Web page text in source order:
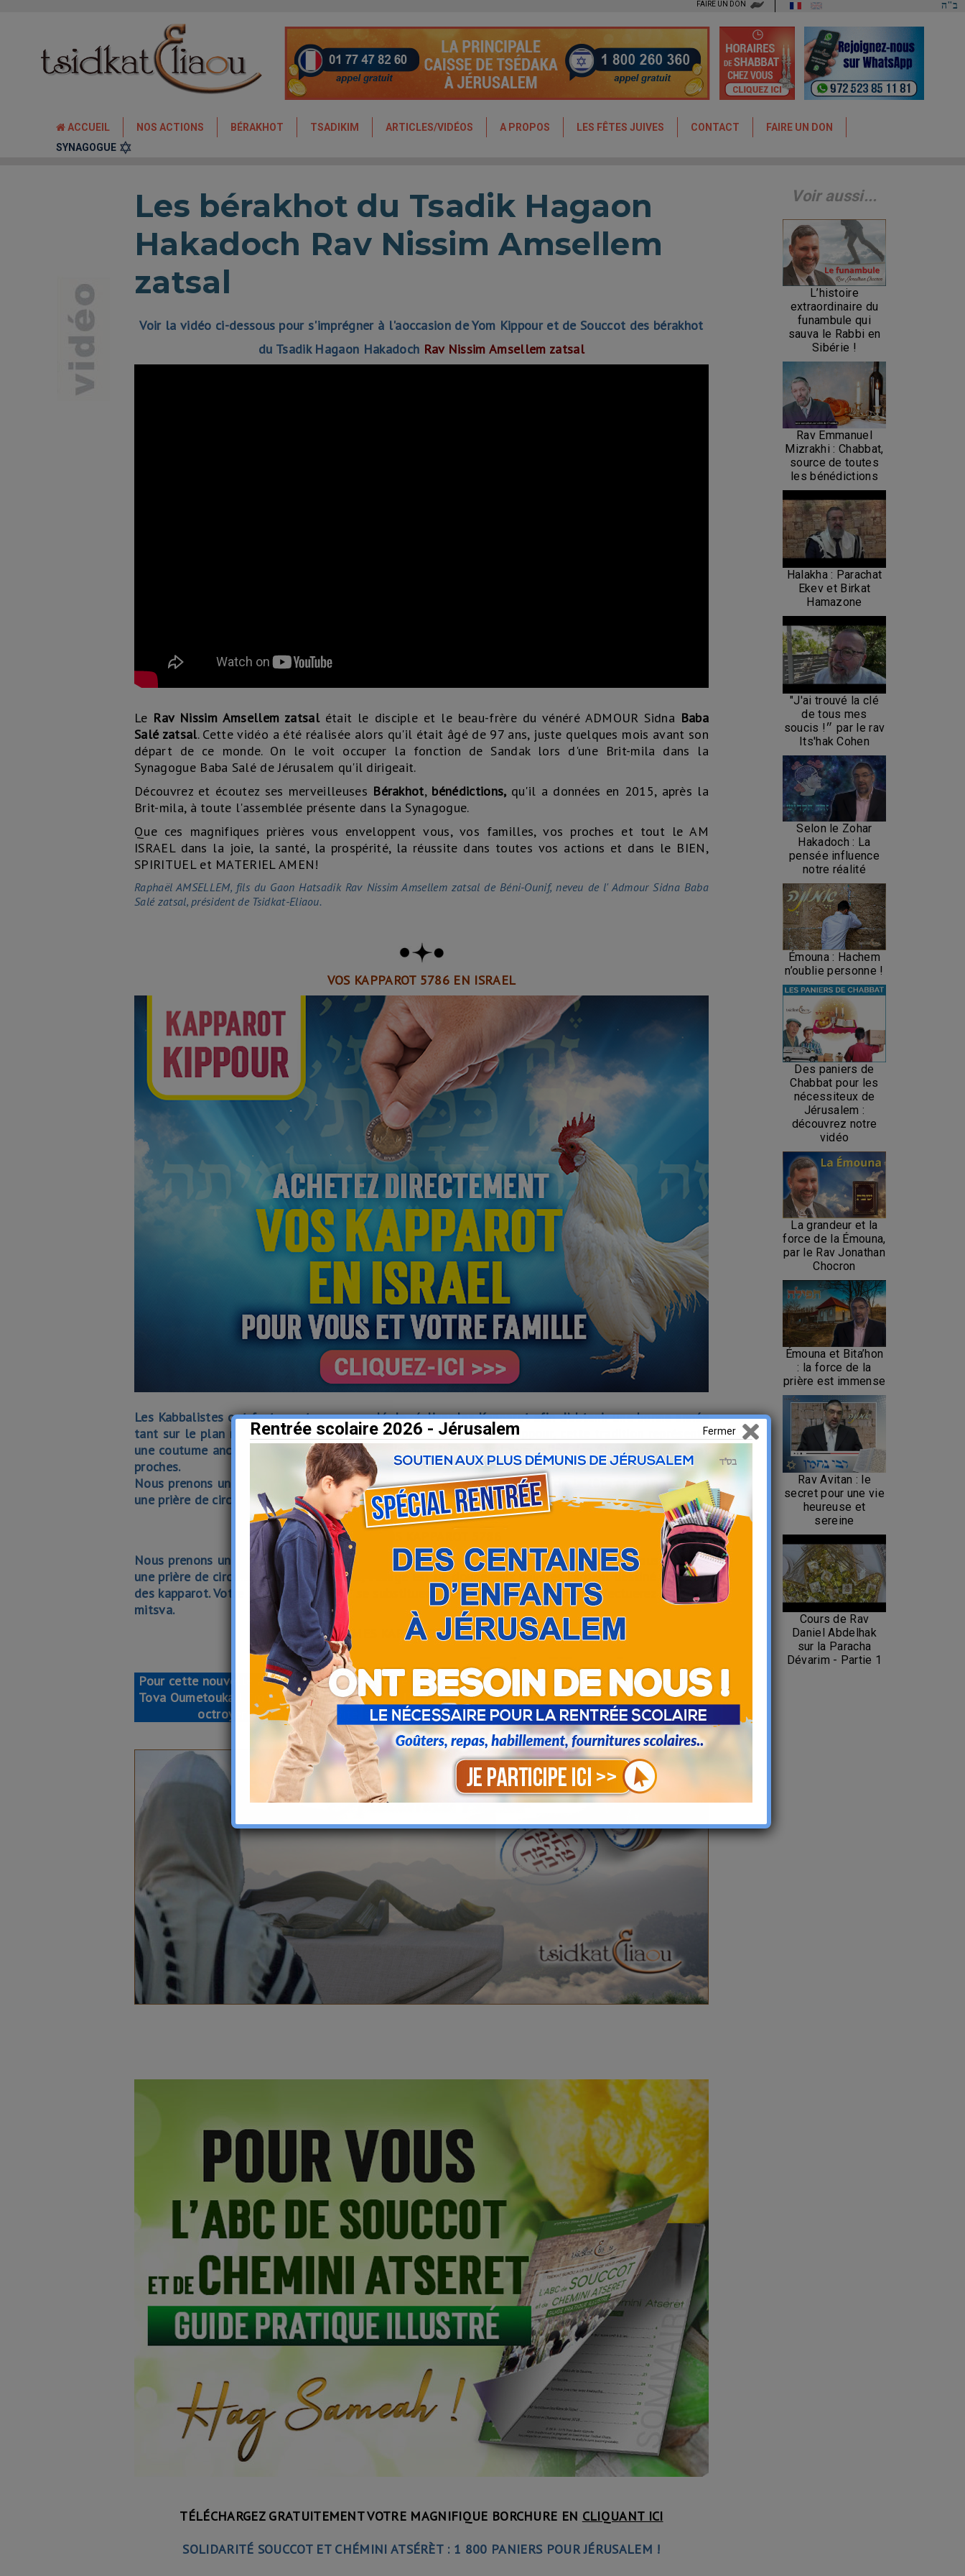
ב"ה FAIRE UN DON
ACCUEIL NOS ACTIONS BÉRAKHOT TSADIKIM ARTICLES/VIDÉOS A PROPOS LES FÊTES JUIVES CONTACT
FAIRE UN DON
SYNAGOGUE
Les bérakhot du Tsadik Hagaon
Hakadoch Rav Nissim Amsellem
zatsal
Voir la vidéo ci-dessous pour s'imprégner à l'aoccasion de Yom Kippour et de Souccot des bérakhot
du Tsadik Hagaon Hakadoch Rav Nissim Amsellem zatsal
Le Rav Nissim Amsellem zatsalétait le disciple et le beau-frère du vénéré ADMOUR Sidna Baba
Salé zatsal. Cette vidéo a été réalisée alors qu'il était âgé de 97 ans, juste quelques mois avant son
départ de ce monde. On le voit occuper la fonction de Sandak lors d'une Brit-mila dans la
Synagogue Baba Salé de Jérusalem qu'il dirigeait.
Découvrez et écoutez ses merveilleuses Bérakhot, bénédictions, qu'il a données en 2015, après la
Brit-mila, à toute l'assemblée présente dans la Synagogue.
Que ces magnifiques prières vous enveloppent vous, vos familles, vos proches et tout le AM
ISRAEL dans la joie, la santé, la prospérité, la réussite dans toutes vos actions et dans le BIEN,
SPIRITUEL et MATERIEL AMEN!
Raphaël AMSELLEM, fils du Gaon Hatsadik Rav Nissim Amsellem zatsal de Béni-Ounif, neveu de l' Admour Sidna Baba
Salé zatsal, président de Tsidkat-Eliaou.
VOS KAPPAROT 5786 EN ISRAEL
Les Kabbalistes ont fortement recommandé de réaliser les Kapparot afin d’obtenir une bonne année
tant sur le plan matériel que spirituel.Réalisée avant le jour de Kippour, cette tradition représente
une coutume ancestrale importante pour expier nos fautes ainsi que celles des êtres qui nous sont
proches.
Nous prenons un poulet (ou une poule) que nous faisons tourner autour de la tête et nous récitons
une prière de circonstance.
POUR VOS KAPPAROT 5786
Nous prenons un poulet (ou une poule) que nous faisons tourner autour de la tête et nous récitons
une prière de circonstance.
De nos jours, l'usage est de donner aux pauvres l’argent destiné à l'achat
des kapparot. Votre don de “TSÉDAKA” se substituera ainsi à la volaille et vous effectuerez la même
mitsva.
J’ACHÈTE MES KAPPAROT ENCLIQUANT ICI
Pour cette nouvelle année 5786, toute l’équipe de l’association Tsidkat Eliaou vous souhaite Chana
Tova Oumetouka ! Gmar Hatima Tova ! Puisse l'Éternel vous inscrire dans le livre de la vie, et vous
octroyer bonheur, prospérité, santé, et réussite dans tous les domaines. Amen !
TÉLÉCHARGEZ GRATUITEMENT VOTRE MAGNIFIQUE BORCHURE EN CLIQUANT ICI
SOLIDARITÉ SOUCCOT ET CHÉMINI ATSÉRÈT : 1 800 PANIERS POUR JÉRUSALEM !
Voir aussi...
L’histoire
extraordinaire du
funambule qui
sauva le Rabbi en
Sibérie !
Rav Emmanuel
Mizrakhi : Chabbat,
source de toutes
les bénédictions
Halakha : Parachat
Ekev et Birkat
Hamazone
"J'ai trouvé la clé
de tous mes
soucis !״ par le rav
Its'hak Cohen
Selon le Zohar
Hakadoch : La
pensée influence
notre réalité
Émouna : Hachem
n’oublie personne !
Des paniers de
Chabbat pour les
nécessiteux de
Jérusalem :
découvrez notre
vidéo
La grandeur et la
force de la Émouna,
par le Rav Jonathan
Chocron
Émouna et Bita’hon
: la force de la
prière est immense
Rav Avitan : le
secret pour une vie
heureuse et
sereine
Cours de Rav
Daniel Abdelhak
sur la Paracha
Dévarim - Partie 1
Rentrée scolaire 2026 - Jérusalem Fermer